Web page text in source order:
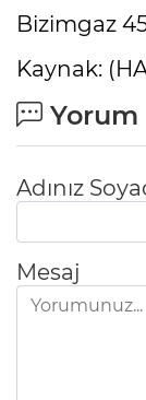
Bizimgaz
Kaynak:
Yorum
Adınız
Mesaj